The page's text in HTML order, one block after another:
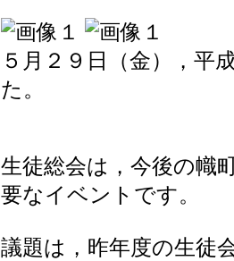
５月２９日（金），平
た。
生徒総会は，今後の幟
要なイベントです。
議題は，昨年度の生徒